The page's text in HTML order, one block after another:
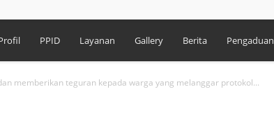
PPID Layanan Gallery Berita Pengaduan
memberikan teguran kepada warga yang melanggar protokol...